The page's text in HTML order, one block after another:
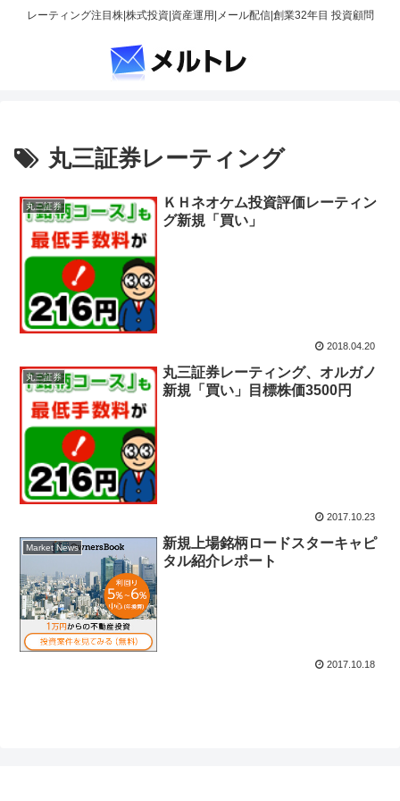
レーティング注目株|株式投資|資産運用|メール配信|創業32年目 投資顧問
丸三証券レーティング
丸三証券
ＫＨネオケム投資評価レーティン
グ新規「買い」
2018.04.20
丸三証券
丸三証券レーティング、オルガノ
新規「買い」目標株価3500円
2017.10.23
Market News
新規上場銘柄ロードスターキャピ
タル紹介レポート
2017.10.18